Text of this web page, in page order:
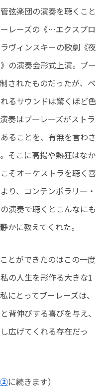
弦楽団の演奏を聴くこと
レーズの《…エクスプロ
ヴィンスキーの歌劇《夜
の演奏会形式上演。ブー
されたものだったが、ベ
るサウンドは驚くほど色
奏はブーレーズがストラ
ることを、有無を言わさ
そこに高揚や熱狂はなか
そオーケストラを聴く喜
り、コンテンポラリー・
演奏で聴くとこんなにも
かに教えてくれた。
とができたのはこの一度
の人生を形作る大きな1
にとってブーレーズは、
背伸びする喜びを与え、
広げてくれる存在だっ
②に続きます）